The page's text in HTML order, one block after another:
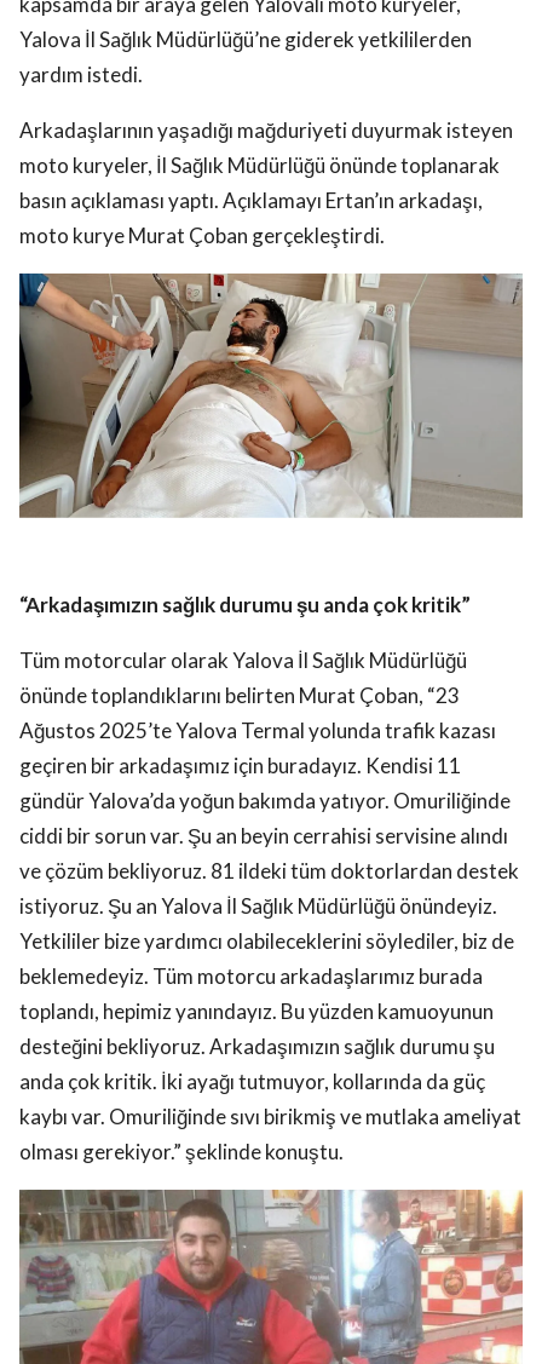
Yalova İl Sağlık Müdürlüğü’ne giderek yetkililerden
yardım istedi.
Arkadaşlarının yaşadığı mağduriyeti duyurmak isteyen
moto kuryeler, İl Sağlık Müdürlüğü önünde toplanarak
basın açıklaması yaptı. Açıklamayı Ertan’ın arkadaşı,
moto kurye Murat Çoban gerçekleştirdi.
“Arkadaşımızın sağlık durumu şu anda çok kritik”
Tüm motorcular olarak Yalova İl Sağlık Müdürlüğü
önünde toplandıklarını belirten Murat Çoban, “23
Ağustos 2025’te Yalova Termal yolunda trafik kazası
geçiren bir arkadaşımız için buradayız. Kendisi 11
gündür Yalova’da yoğun bakımda yatıyor. Omuriliğinde
ciddi bir sorun var. Şu an beyin cerrahisi servisine alındı
ve çözüm bekliyoruz. 81 ildeki tüm doktorlardan destek
istiyoruz. Şu an Yalova İl Sağlık Müdürlüğü önündeyiz.
Yetkililer bize yardımcı olabileceklerini söylediler, biz de
beklemedeyiz. Tüm motorcu arkadaşlarımız burada
toplandı, hepimiz yanındayız. Bu yüzden kamuoyunun
desteğini bekliyoruz. Arkadaşımızın sağlık durumu şu
anda çok kritik. İki ayağı tutmuyor, kollarında da güç
kaybı var. Omuriliğinde sıvı birikmiş ve mutlaka ameliyat
olması gerekiyor.” şeklinde konuştu.